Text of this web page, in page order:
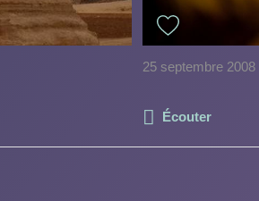
25 septembre 2008
Écouter